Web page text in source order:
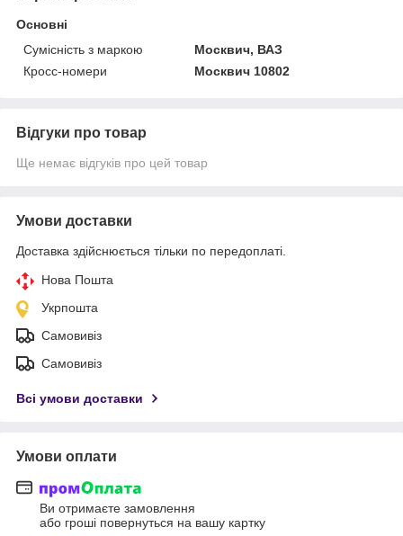
Основні
Сумісність з маркою
Москвич, ВАЗ
Кросс-номери
Москвич 10802
Відгуки про товар
Ще немає відгуків про цей товар
Умови доставки
Доставка здійснюється тільки по передоплаті.
Нова Пошта
Укрпошта
Самовивіз
Самовивіз
Всі умови доставки
Умови оплати
Ви отримаєте замовлення
або гроші повернуться на вашу картку